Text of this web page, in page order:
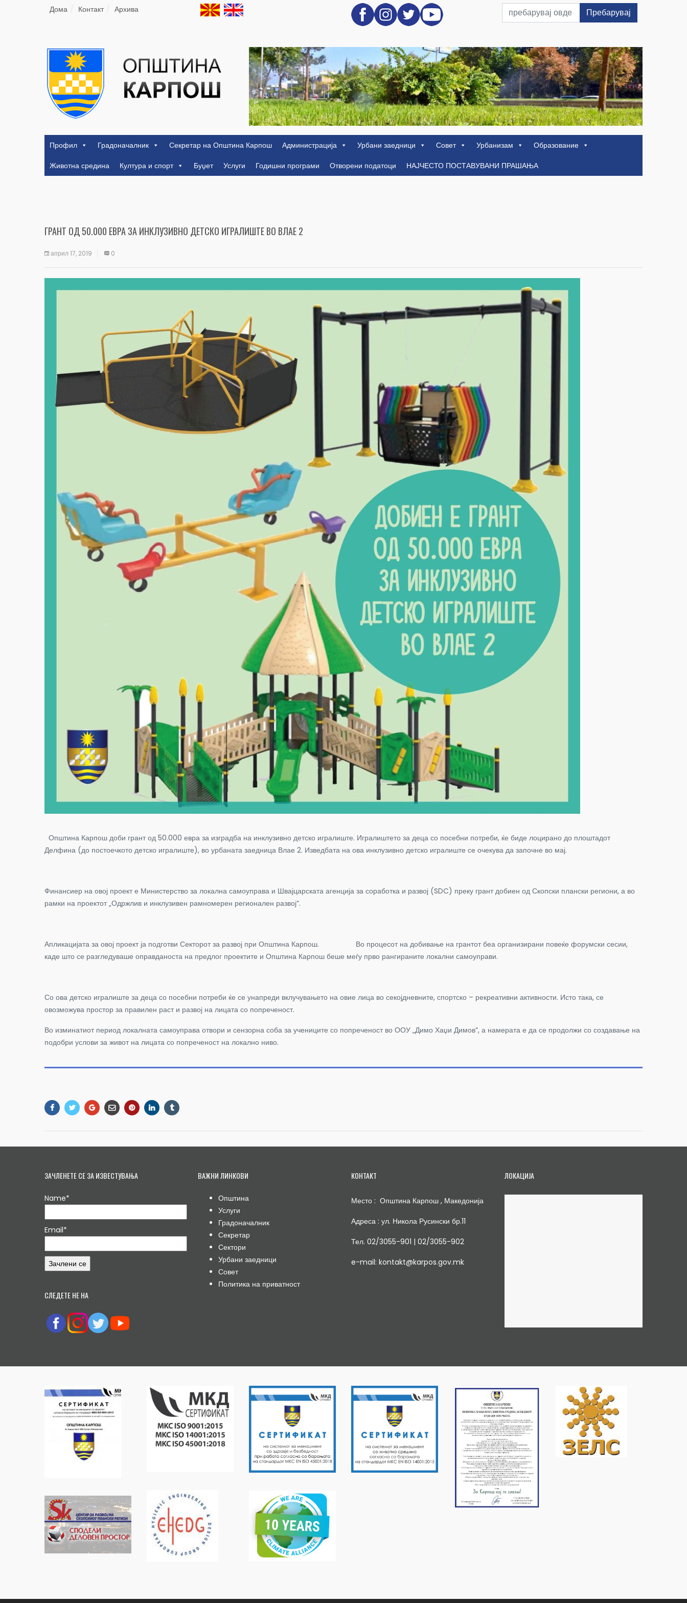
Дома Контакт Архива Пребарувај
Профил Градоначалник Секретар на Општина Карпош Администрација Урбани заедници Совет Урбанизам
Образование
Животна средина
Култура и спорт Буџет Услуги Годишни програми Отворени податоци НАЈЧЕСТО ПОСТАВУВАНИ ПРАШАЊА
ГРАНТ ОД 50.000 ЕВРА ЗА ИНКЛУЗИВНО ДЕТСКО ИГРАЛИШТЕ ВО ВЛАЕ 2
април 17, 2019 0
Општина Карпош доби грант од 50.000 евра за изградба на инклузивно детско игралиште. Игралиштето за деца со посебни потреби, ќе биде лоцирано до плоштадот
Делфина (до постоечкото детско игралиште), во урбаната заедница Влае 2. Изведбата на ова инклузивно детско игралиште се очекува да започне во мај.
Финансиер на овој проект е Министерство за локална самоуправа и Швајцарската агенција за соработка и развој (SDC) преку грант добиен од Скопски плански региони, а во
рамки на проектот „Одржлив и инклузивен рамномерен регионален развој“.
Апликацијата за овој проект ја подготви Секторот за развој при Општина Карпош. Во процесот на добивање на грантот беа организирани повеќе форумски сесии,
каде што се разгледуваше оправданоста на предлог проектите и Општина Карпош беше меѓу прво рангираните локални самоуправи.
Со ова детско игралиште за деца со посебни потреби ќе се унапреди вклучувањето на овие лица во секојдневните, спортско – рекреативни активности. Исто така, се
овозможува простор за правилен раст и развој на лицата со попреченост.
Во изминатиот период локалната самоуправа отвори и сензорна соба за учениците со попреченост во ООУ „Димо Хаџи Димов“, а намерата е да се продолжи со создавање на
подобри услови за живот на лицата со попреченост на локално ниво.
ЗАЧЛЕНЕТЕ СЕ ЗА ИЗВЕСТУВАЊА
Name*
Email*
СЛЕДЕТЕ НЕ НА
ВАЖНИ ЛИНКОВИ
Општина
Услуги
Градоначалник
Секретар
Сектори
Урбани заедници
Совет
Политика на приватност
КОНТАКТ
Место : Општина Карпош , Македонија
Адреса : ул. Никола Русински бр.11
Тел. 02/3055-901 | 02/3055-902
e-mail: kontakt@karpos.gov.mk
ЛОКАЦИЈА